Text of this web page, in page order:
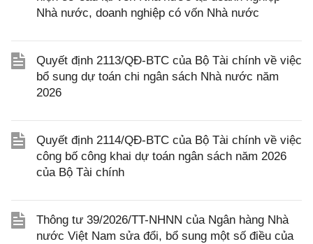
Nhà nước, doanh nghiệp có vốn Nhà nước
Quyết định 2113/QĐ-BTC của Bộ Tài chính về việc
bổ sung dự toán chi ngân sách Nhà nước năm
2026
Quyết định 2114/QĐ-BTC của Bộ Tài chính về việc
công bố công khai dự toán ngân sách năm 2026
của Bộ Tài chính
Thông tư 39/2026/TT-NHNN của Ngân hàng Nhà
nước Việt Nam sửa đổi, bổ sung một số điều của